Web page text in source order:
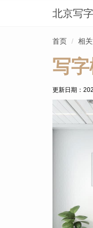
北京写
首页 相
写
更新日期：